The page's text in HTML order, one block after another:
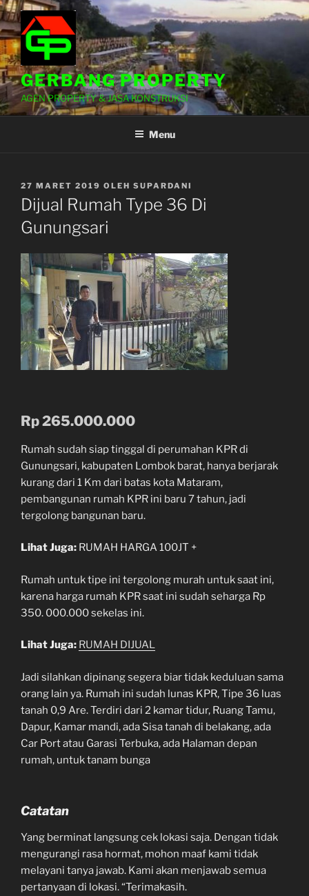
Lompat
ke
konten
GERBANG PROPERTY
AGEN PROPERTY & JASA KONSTRUKSI
Menu
DIPOSKAN
PADA
27 MARET 2019 OLEH SUPARDANI
Dijual Rumah Type 36 Di
Gunungsari
Rp 265.000.000
Rumah sudah siap tinggal di perumahan KPR di
Gunungsari, kabupaten Lombok barat, hanya berjarak
kurang dari 1 Km dari batas kota Mataram,
pembangunan rumah KPR ini baru 7 tahun, jadi
tergolong bangunan baru.
Lihat Juga: RUMAH HARGA 100JT +
Rumah untuk tipe ini tergolong murah untuk saat ini,
karena harga rumah KPR saat ini sudah seharga Rp
350. 000.000 sekelas ini.
Lihat Juga: RUMAH DIJUAL
Jadi silahkan dipinang segera biar tidak keduluan sama
orang lain ya. Rumah ini sudah lunas KPR, Tipe 36 luas
tanah 0,9 Are. Terdiri dari 2 kamar tidur, Ruang Tamu,
Dapur, Kamar mandi, ada Sisa tanah di belakang, ada
Car Port atau Garasi Terbuka, ada Halaman depan
rumah, untuk tanam bunga
Catatan
Yang berminat langsung cek lokasi saja. Dengan tidak
mengurangi rasa hormat, mohon maaf kami tidak
melayani tanya jawab. Kami akan menjawab semua
pertanyaan di lokasi. “Terimakasih.